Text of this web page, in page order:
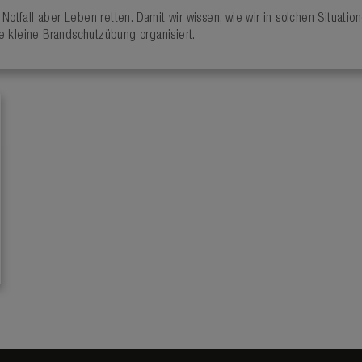
aber Leben retten. Damit wir wissen, wie wir in solchen
kleine Brandschutzübung organisiert.